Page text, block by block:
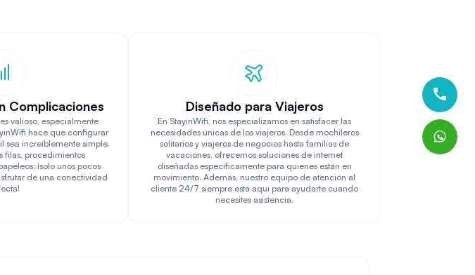
Complicaciones
valioso, especialmente
hace que configurar
sea increíblemente simple.
filas, procedimientos
¡solo unos pocos
de una conectividad
Diseñado para Viajeros
En StayinWifi, nos especializamos en satisfacer las
necesidades únicas de los viajeros. Desde mochileros
solitarios y viajeros de negocios hasta familias de
vacaciones, ofrecemos soluciones de internet
diseñadas específicamente para quienes están en
movimiento. Además, nuestro equipo de atención al
cliente 24/7 siempre está aquí para ayudarte cuando
necesites asistencia.